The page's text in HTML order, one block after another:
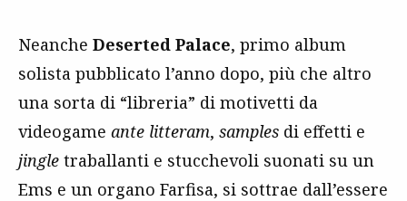
Neanche Deserted Palace, primo album
solista pubblicato l’anno dopo, più che altro
una sorta di “libreria” di motivetti da
videogame ante litteram, samples di effetti e
jingle traballanti e stucchevoli suonati su un
Ems e un organo Farfisa, si sottrae dall’essere